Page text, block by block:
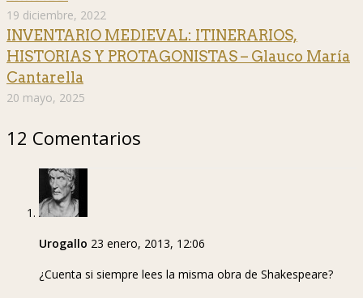
19 diciembre, 2022
INVENTARIO MEDIEVAL: ITINERARIOS,
HISTORIAS Y PROTAGONISTAS – Glauco María
Cantarella
20 mayo, 2025
12 Comentarios
Urogallo 23 enero, 2013, 12:06
¿Cuenta si siempre lees la misma obra de Shakespeare?